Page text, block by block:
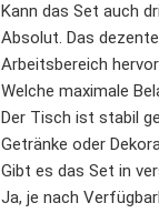
Kann das Set auch
Absolut. Das
Arbeitsbereich
Welche maximale
Der Tisch ist stabil
Getränke oder
Gibt es das Set in
Ja, je nach